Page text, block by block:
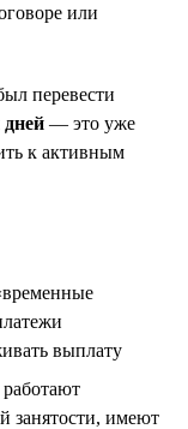
или
перевести
— это уже
к активным
выплату
занятости, имеют